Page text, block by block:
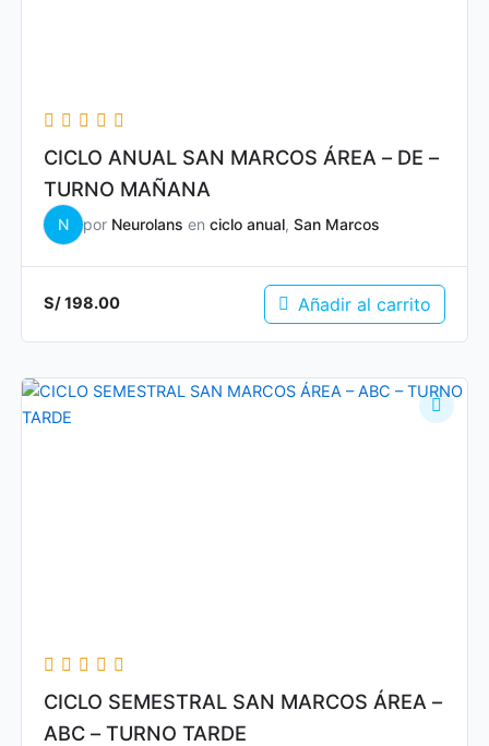
CICLO ANUAL SAN MARCOS ÁREA – DE –
TURNO MAÑANA
N por Neurolans en ciclo anual, San Marcos
S/198.00 Añadir al carrito
CICLO SEMESTRAL SAN MARCOS ÁREA –
ABC – TURNO TARDE